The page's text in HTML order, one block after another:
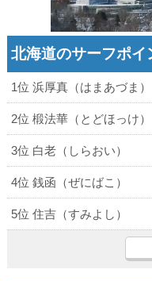
北海道のサーフポイ
1位 浜厚真（はまあづま）
2位 椴法華（とどほっけ）
3位 白老（しらおい）
4位 銭函（ぜにばこ）
5位 住吉（すみよし）